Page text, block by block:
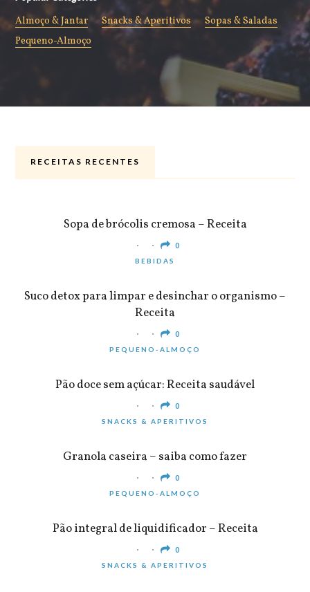
Almoço & Jantar Snacks & Aperitivos
Sopas & Saladas
Pequeno-Almoço
RECEITAS RECENTES
Sopa de brócolis cremosa – Receita
0
BEBIDAS
Suco detox para limpar e desinchar o organismo –
Receita
0
PEQUENO-ALMOÇO
Pão doce sem açúcar: Receita saudável
0
SNACKS & APERITIVOS
Granola caseira – saiba como fazer
0
PEQUENO-ALMOÇO
Pão integral de liquidificador – Receita
0
SNACKS & APERITIVOS